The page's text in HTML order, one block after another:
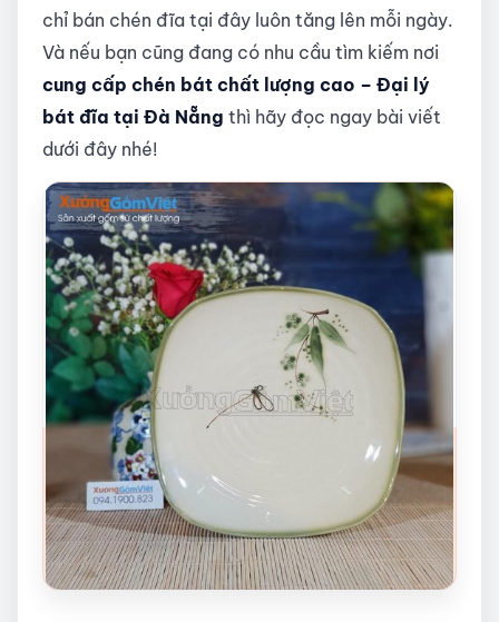
chỉ bán chén đĩa tại đây luôn tăng lên mỗi ngày.
Và nếu bạn cũng đang có nhu cầu tìm kiếm nơi
cung cấp chén bát chất lượng cao – Đại lý
bát đĩa tại Đà Nẵng thì hãy đọc ngay bài viết
dưới đây nhé!